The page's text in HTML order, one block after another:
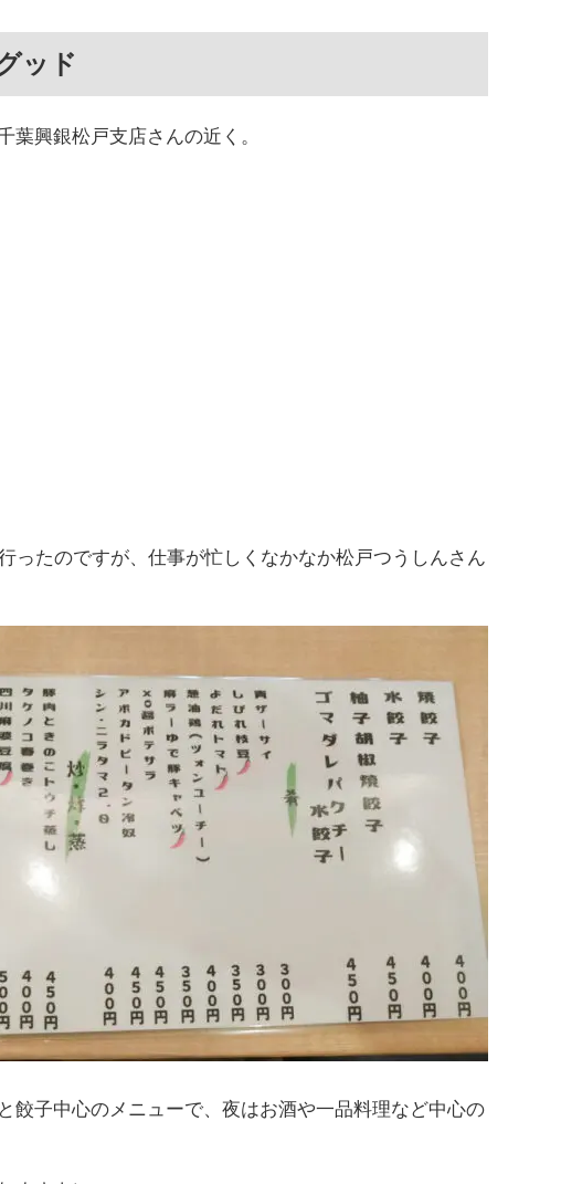
ッド
葉興銀松戸支店さんの近く。
ったのですが、仕事が忙しくなかなか松戸つうしんさん
餃子中心のメニューで、夜はお酒や一品料理など中心の